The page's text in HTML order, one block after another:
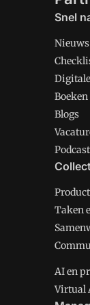
Snel
Boeken
Blogs
Podcast
Taken
AI en
Virtual